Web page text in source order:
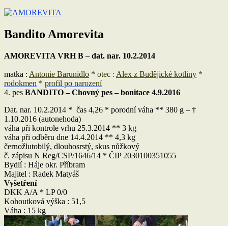
Bandito Amorevita
AMOREVITA VRH B – dat. nar. 10.2.2014
matka : Antonie Barunidlo * otec : Alex z Budějické kotliny *
rodokmen * profil po narození
4. pes BANDITO – Chovný pes – bonitace 4.9.2016
Dat. nar. 10.2.2014 * čas 4,26 * porodní váha ** 380 g – †
1.10.2016 (autonehoda)
váha při kontrole vrhu 25.3.2014 ** 3 kg
váha při odběru dne 14.4.2014 ** 4,3 kg
černožlutobilý, dlouhosrstý, skus nůžkový
č. zápisu N Reg/CSP/1646/14 * ČIP 2030100351055
Bydlí : Háje okr. Příbram
Majitel : Radek Matyáš
Vyšetření
DKK A/A * LP 0/0
Kohoutková výška : 51,5
Váha : 15 kg